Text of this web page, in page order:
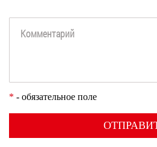
* - обязательное поле